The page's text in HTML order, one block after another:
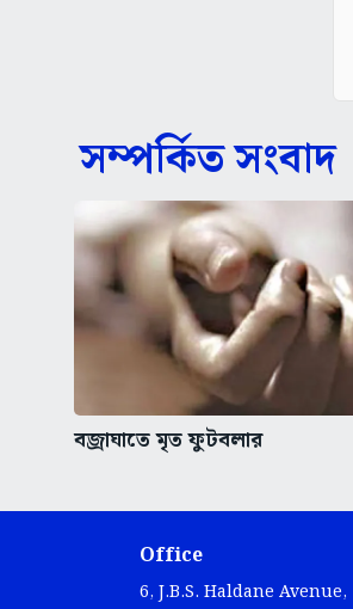
সম্পর্কিত সংবাদ
বজ্রাঘাতে মৃত ফুটবলার
Office
6, J.B.S. Haldane Avenue,